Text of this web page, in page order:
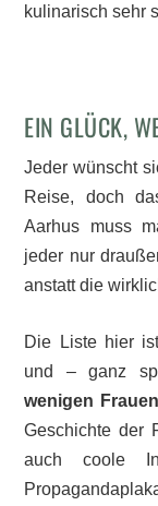
kulinarisch sehr
EIN GLÜCK,
Jeder wünscht
Reise, doch
Aarhus muss
jeder nur
anstatt die
Die Liste hier
und – ganz
wenigen
Geschichte der
auch coole